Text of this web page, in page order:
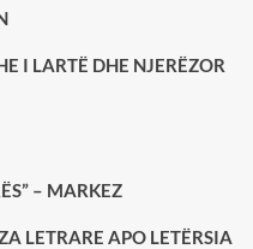
I LARTË DHE NJERËZOR
– MARKEZ
LETRARE APO LETËRSIA